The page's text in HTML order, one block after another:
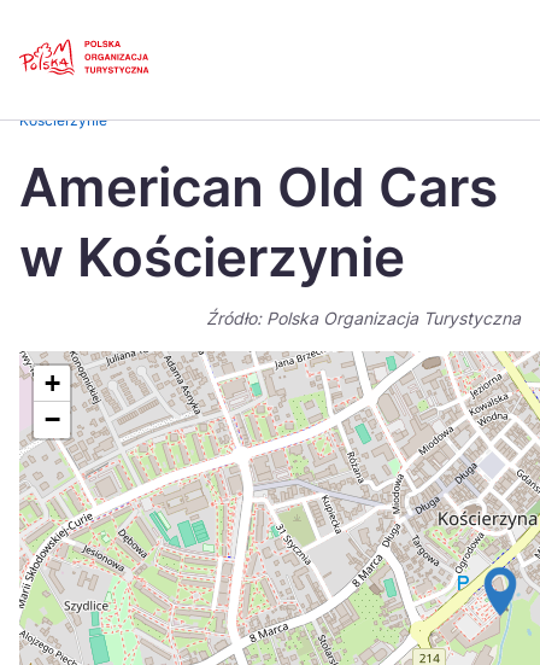
Česká 中国
Dansk
Italiano
Nederlands 日本
Português
Suomi
Україна
Zamknij
Kościerzynie
American Old Cars
w Kościerzynie
Źródło: Polska Organizacja Turystyczna
+
−